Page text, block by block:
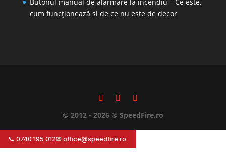
cum funcționează si de ce nu este de decor
© 2012 - 2026 ® SpeedFire.ro